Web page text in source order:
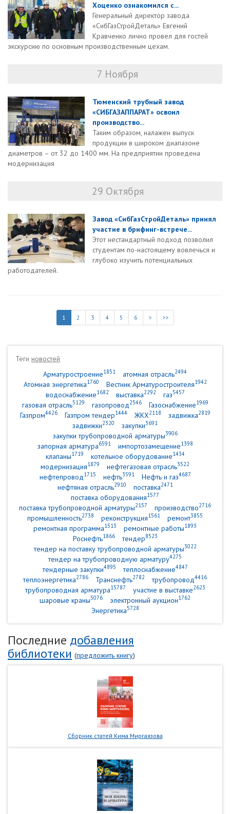
Хоценко ознакомился с...
Генеральный директор завода
«СибГазСтройДеталь» Евгений
Кравченко лично провел для гостей
экскурсию по основным производственным цехам.
7 Ноября
Тюменский трубный завод
«СИБГАЗАППАРАТ» освоил
производство...
Таким образом, налажен выпуск
продукции в широком диапазоне
диаметров – от 32 до 1400 мм. На предприятии проведена
модернизация
29 Октября
Завод «СибГазСтройДеталь» принял
участие в брифинг-встрече...
Этот нестандартный подход позволил
студентам по-настоящему вовлечься и
глубоко изучить потенциальных
работодателей.
1 2 3 4 5 6 > >>
Теги новостей
Арматуростроение1851 атомная отрасль2494
Атомная энергетика1760 Вестник Арматуростроителя1942
водоснабжение1682 выставка2292 газ5457
газовая отрасль5129 газопровод 2546 Газоснабжение1969
Газпром4426 Газпром тендер1444 ЖКХ2118 задвижка2819
задвижки2320 закупки3691
закупки трубопроводной арматуры3906
запорная арматура6591 импортозамещение1398
клапаны1719 котельное оборудование1434
модернизация1879 нефтегазовая отрасль3522
нефтепровод 1715 нефть3591 Нефть и газ4687
нефтяная отрасль2910 поставка2471
поставка оборудования1577
поставка трубопроводной арматуры2157 производство2716
промышленность2738 реконструкция1561 ремонт3855
ремонтная программа1513 ремонтные работы1893
Роснефть1866 тендер8523
тендер на поставку трубопроводной арматуры3022
тендер на трубопроводную арматуру4275
тендерные закупки4895 теплоснабжение4847
теплоэнергетика2786 Транснефть2782 трубопровод4416
трубопроводная арматура15787 участие в выставке2623
шаровые краны5076 электронный аукцион1762
Энергетика5728
Последние добавления
библиотеки (предложить книгу)
Сборник статей Кима Миргаязова